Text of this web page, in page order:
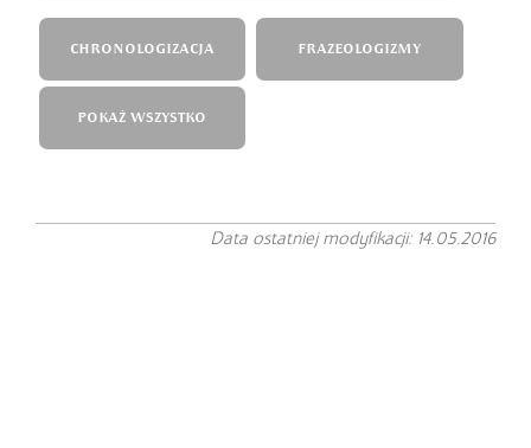
CHRONOLOGIZACJA FRAZEOLOGIZMY
POKAŻ WSZYSTKO
Data ostatniej modyfikacji: 14.05.2016